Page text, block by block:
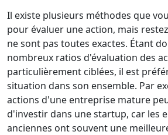
Il existe plusieurs méthodes que
pour évaluer une action, mais
ne sont pas toutes exactes. Étant
nombreux ratios d'évaluation des
particulièrement ciblées, il est
situation dans son ensemble. Par
actions d'une entreprise mature
d'investir dans une startup, car les
anciennes ont souvent une